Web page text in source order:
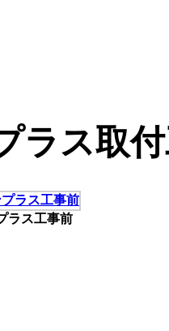
ラス取
ラス工事前